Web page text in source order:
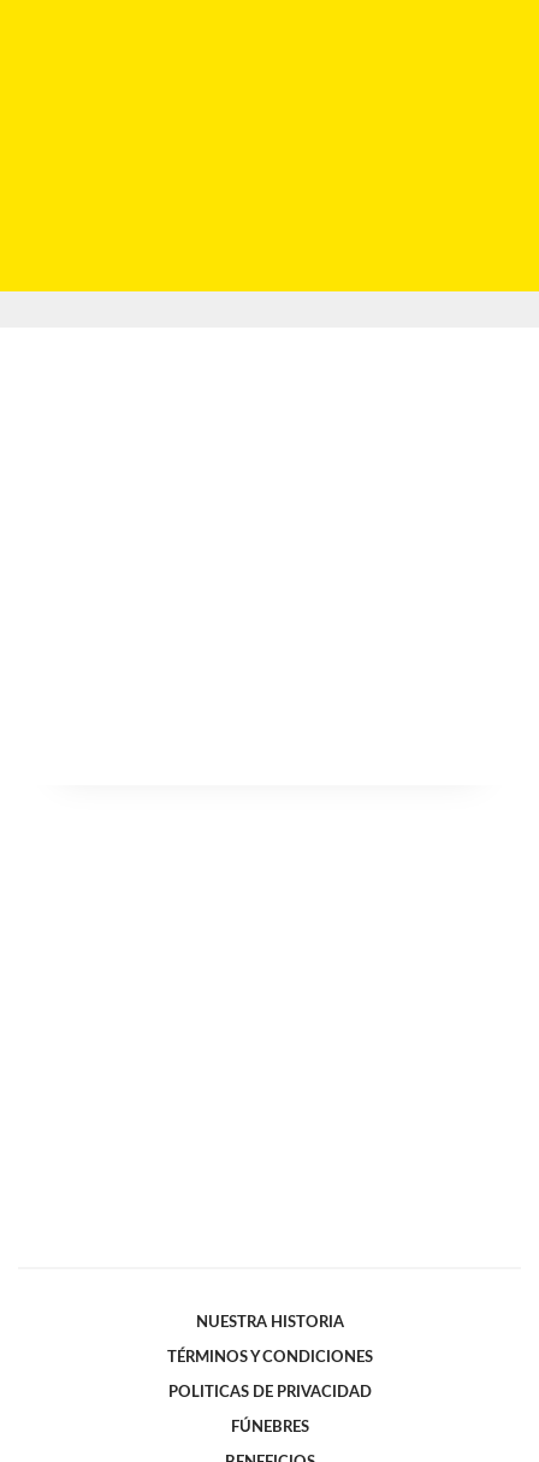
NUESTRA HISTORIA
TÉRMINOS Y CONDICIONES
POLITICAS DE PRIVACIDAD
FÚNEBRES